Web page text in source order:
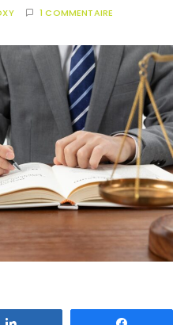
1 COMMENTAIRE